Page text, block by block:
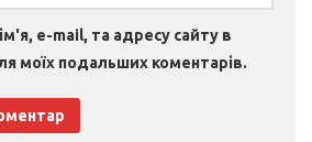
e-mail, та адресу сайту в
моїх подальших коментарів.